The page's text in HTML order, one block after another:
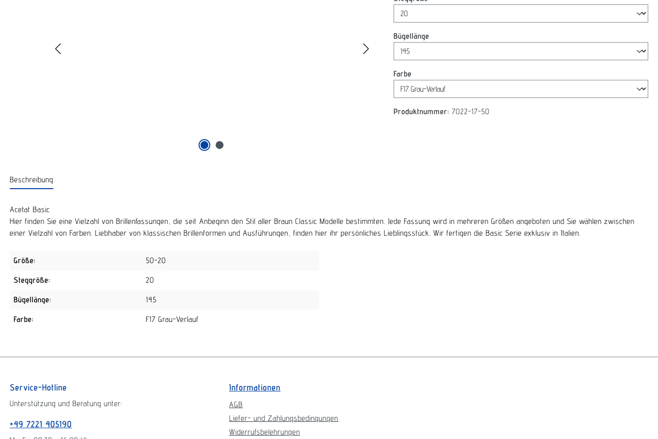
Bügellänge
Farbe
Produktnummer: 7022-17-50
Beschreibung
Acetat Basic
Hier finden Sie eine Vielzahl von Brillenfassungen, die seit Anbeginn den Stil aller Braun Classic Modelle bestimmten. Jede Fassung wird in mehreren Größen angeboten und Sie wählen zwischen
einer Vielzahl von Farben. Liebhaber von klassischen Brillenformen und Ausführungen, finden hier ihr persönliches Lieblingsstück. Wir fertigen die Basic Serie exklusiv in Italien.
Größe: 50-20
Steggröße: 20
Bügellänge: 145
Farbe: F17 Grau-Verlauf
Service-Hotline
Unterstützung und Beratung unter:
+49 7221 405190
Informationen
AGB
Liefer- und Zahlungsbedingungen
Widerrufsbelehrungen